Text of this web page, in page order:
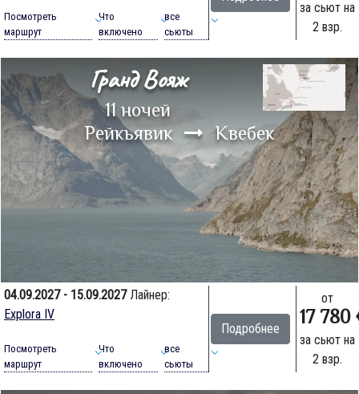
Посмотреть
маршрут
Что
включено
все
сьюты
за сьют на
2 взр.
Гранд Вояж
11 ночей
Рейкьявик Квебек
04.09.2027 - 15.09.2027Лайнер:
Explora IV
Посмотреть
маршрут
Что
включено
все
сьюты
Подробнее
от
17
за сьют на
2 взр.